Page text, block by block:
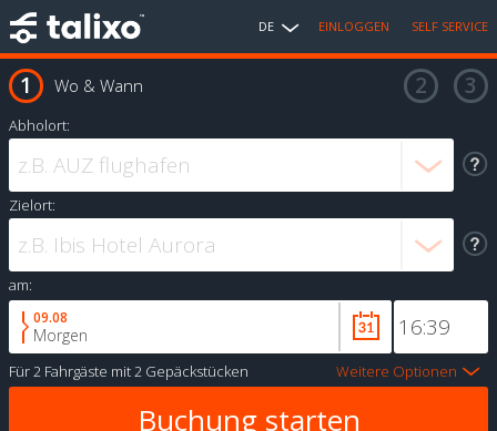
DE EINLOGGEN SELF SERVICE
Wo & Wann
Abholort:
Zielort:
am:
09.08
Morgen
Für2 Fahrgäste mit2 Gepäckstücken Weitere Optionen